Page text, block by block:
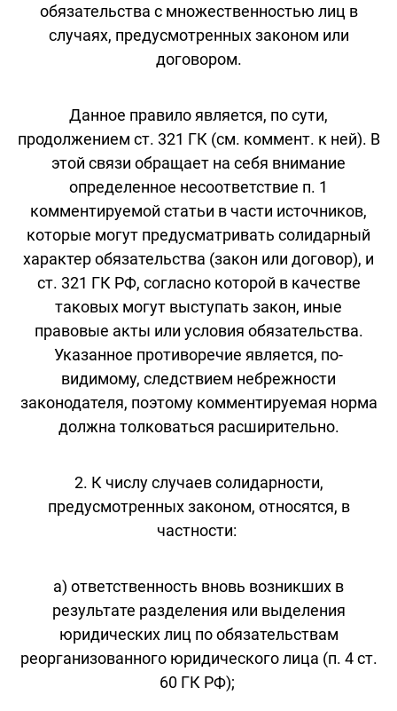
обязательства с множественностью лиц в
случаях, предусмотренных законом или
договором.
Данное правило является, по сути,
продолжением ст. 321 ГК (см. коммент. к ней). В
этой связи обращает на себя внимание
определенное несоответствие п. 1
комментируемой статьи в части источников,
которые могут предусматривать солидарный
характер обязательства (закон или договор), и
ст. 321 ГК РФ, согласно которой в качестве
таковых могут выступать закон, иные
правовые акты или условия обязательства.
Указанное противоречие является, по-
видимому, следствием небрежности
законодателя, поэтому комментируемая норма
должна толковаться расширительно.
2. К числу случаев солидарности,
предусмотренных законом, относятся, в
частности:
а) ответственность вновь возникших в
результате разделения или выделения
юридических лиц по обязательствам
реорганизованного юридического лица (п. 4 ст.
60 ГК РФ);